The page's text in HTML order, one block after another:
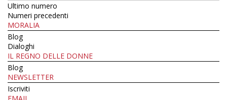
Ultimo numero
Numeri precedenti
MORALIA
Blog
Dialoghi
IL REGNO DELLE DONNE
Blog
NEWSLETTER
Iscriviti